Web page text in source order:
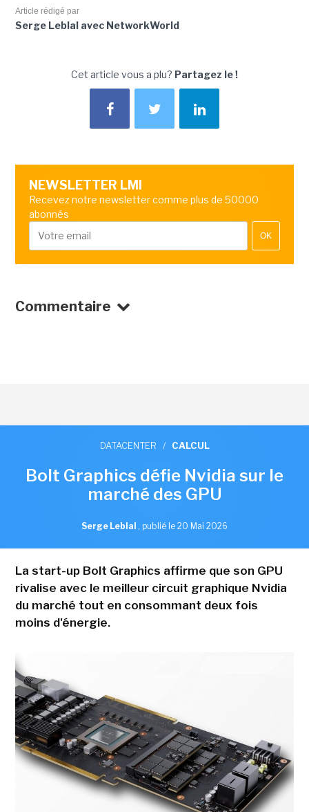
Article rédigé par
Serge Leblal avec NetworkWorld
Cet article vous a plu? Partagez le !
NEWSLETTER LMI
Recevez notre newsletter comme plus de 50000
abonnés
OK
Commentaire
DATACENTER / CALCUL
Bolt Graphics défie Nvidia sur le
marché des GPU
Serge Leblal , publié le 20 Mai 2026
La start-up Bolt Graphics affirme que son GPU
rivalise avec le meilleur circuit graphique Nvidia
du marché tout en consommant deux fois
moins d'énergie.